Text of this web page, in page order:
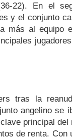
22). En el
y el conjunto
más al equipo
tras la
angelino se
principal
de renta.